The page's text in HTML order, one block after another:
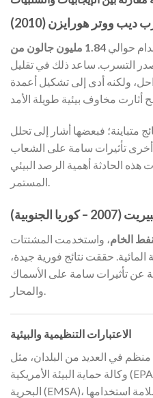
ديب ووتر هورايزن (2010)
حوالي
1.84 مليون جالون من
التسرب. ساعد ذلك في تقليل
ولكنه أدى إلى تشكيل أعمدة
متباينة؛ فبعضها أشار إلى تحلل
تأثيرات سامة على الشعاب
هذه الحادثة أهمية الرصد البيئي
المستمر.
الجنوبية)
، واستخدمت المشتتات
حققت نتائج فورية جيدة،
تأثيرات سامة على الأسماك
والمحار.
الاعتبارات التنظيمية والبيئية
في العديد من البلدان، مثل
وكالة حماية البيئة الأمريكية (EPA) والوكالة الأوروبية للسلامة